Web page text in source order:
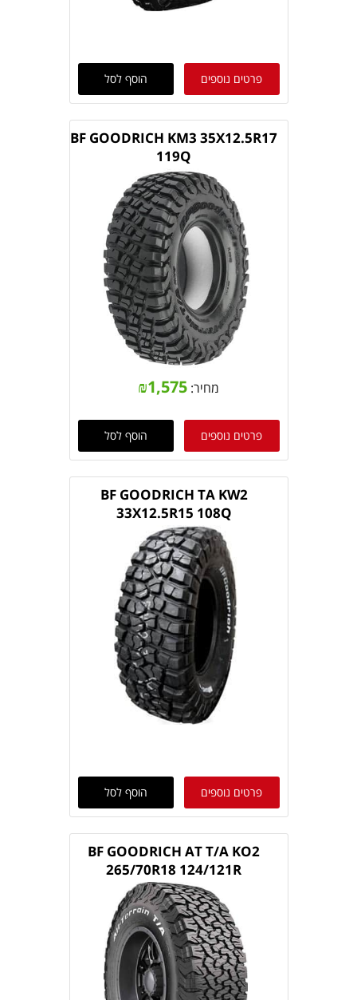
פרטים נוספים הוסף לסל
BF GOODRICH KM3 35X12.5R17
119Q
מחיר: ₪1,575
פרטים נוספים הוסף לסל
BF GOODRICH TA KW2
33X12.5R15 108Q
פרטים נוספים הוסף לסל
BF GOODRICH AT T/A KO2
265/70R18 124/121R